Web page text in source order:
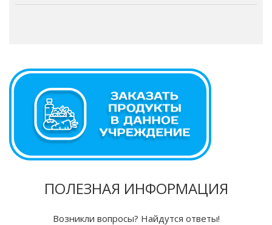
ПОЛЕЗНАЯ ИНФОРМАЦИЯ
Возникли вопросы? Найдутся ответы!